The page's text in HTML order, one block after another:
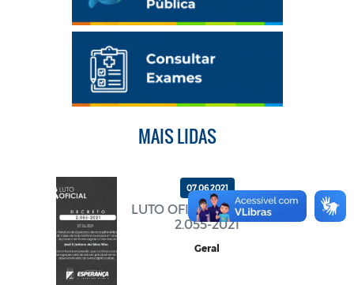
MAIS LIDAS
07.06.2021
LUTO OFICIAL DECRETO
2.055-2021
Geral